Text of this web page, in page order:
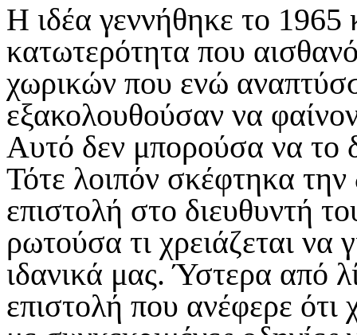
Η ιδέα γεννήθηκε το
κατωτερότητα που
χωρικών που ενώ
εξακολουθούσαν να
Αυτό δεν μπορούσα να το
Τότε λοιπόν σκέφτηκα
επιστολή στο διευθυντή
ρωτούσα τι χρειάζεται να
ιδανικά μας. Ύστερα από
επιστολή που ανέφερε ότι